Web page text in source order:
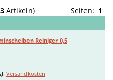
Artikeln) Seiten: 1
Reiniger 0,5
Versandkosten